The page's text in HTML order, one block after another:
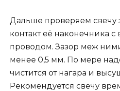
Дальше проверяем свечу
контакт её наконечника
проводом. Зазор меж
менее 0,5 мм. По мере
чистится от нагара и
Рекомендуется свечу